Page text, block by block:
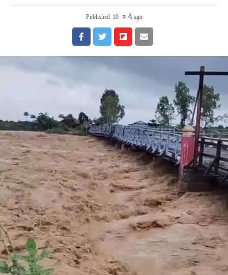
Published 10 နာရီ ago